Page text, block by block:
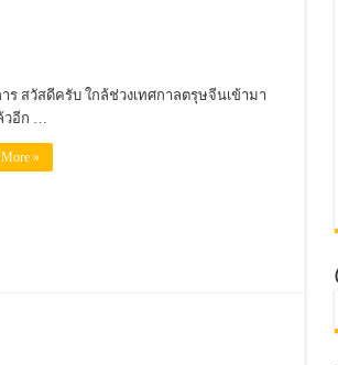
ร สวัสดีครับ ใกล้ช่วงเทศกาลตรุษจีนเข้ามา
วอีก …
»